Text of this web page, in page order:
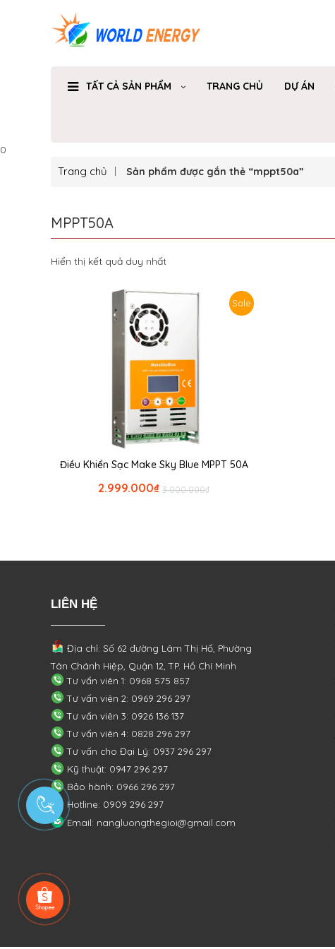
TẤT CẢ SẢN PHẨM TRANG CHỦ DỰ ÁN
0
Trang chủ Sản phẩm được gắn thẻ “mppt50a”
MPPT50A
Hiển thị kết quả duy nhất
Sale
Điều Khiển Sạc Make Sky Blue MPPT 50A
₫
3.000.000
₫
2.999.000
LIÊN HỆ
Địa chỉ: Số 62 đường Lâm Thị Hố, Phường
Tân Chánh Hiệp, Quận 12, TP. Hồ Chí Minh
Tư vấn viên 1: 0968 575 857
Tư vấn viên 2: 0969 296 297
Tư vấn viên 3: 0926 136 137
Tư vấn viên 4: 0828 296 297
Tư vấn cho Đại Lý: 0937 296 297
Kỹ thuật: 0947 296 297
Bảo hành: 0966 296 297
Hotline: 0909 296 297
Email: nangluongthegioi@gmail.com